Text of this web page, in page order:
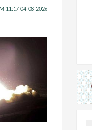
04-08-2026 11:17 AM